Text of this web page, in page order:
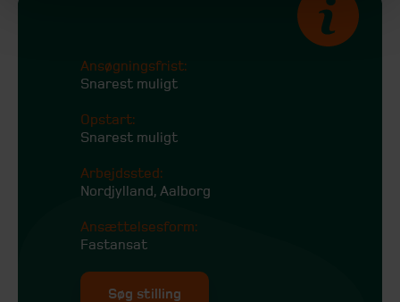
Ansøgningsfrist:
Snarest muligt
Opstart:
Snarest muligt
Arbejdssted:
Nordjylland, Aalborg
Ansættelsesform:
Fastansat
Søg stilling